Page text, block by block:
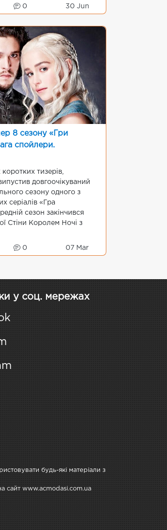
0 30 Jun
8 сезону «Гри
спойлери.
тизерів,
довгоочікуваний
сезону одного з
серіалів «Гра
сезон закінчився
Стіни Королем Ночі з
залучитися підт...
0 07 Mar
у соц. мережах
будь-які матеріали з
сайт www.acmodasi.com.ua